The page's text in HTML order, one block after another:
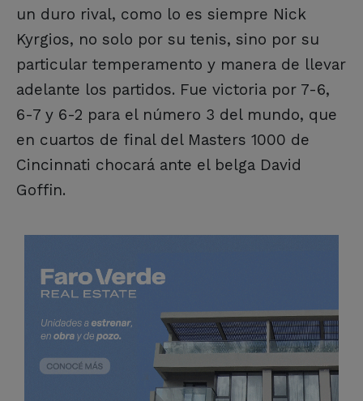
un duro rival, como lo es siempre Nick
Kyrgios, no solo por su tenis, sino por su
particular temperamento y manera de llevar
adelante los partidos. Fue victoria por 7-6,
6-7 y 6-2 para el número 3 del mundo, que
en cuartos de final del Masters 1000 de
Cincinnati chocará ante el belga David
Goffin.